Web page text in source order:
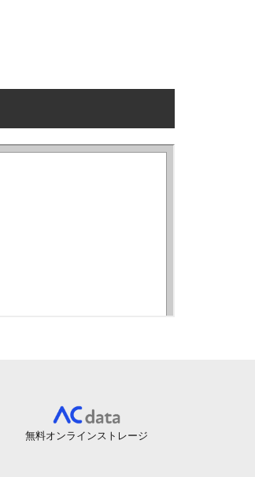
無料オンラインストレージ